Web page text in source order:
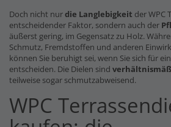
Doch nicht nurdie Langlebigkeit der WPC
entscheidender Faktor, sondern auch der
äußerst gering, im Gegensatz zu Holz.
Schmutz, Fremdstoffen und anderen
können Sie beruhigt sei, wenn Sie sich für
entscheiden. Die Dielen sind
teilweise sogar schmutzabweisend.
WPC